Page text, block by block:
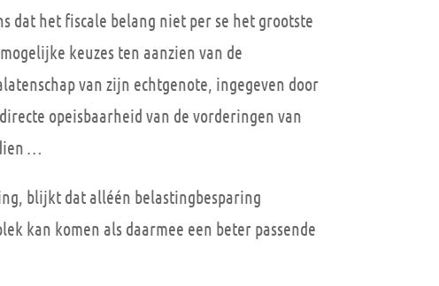
dat het fiscale belang niet per se het grootste
keuzes ten aanzien van de
van zijn echtgenote, ingegeven door
opeisbaarheid van de vorderingen van
…
blijkt dat alléén belastingbesparing
kan komen als daarmee een beter passende